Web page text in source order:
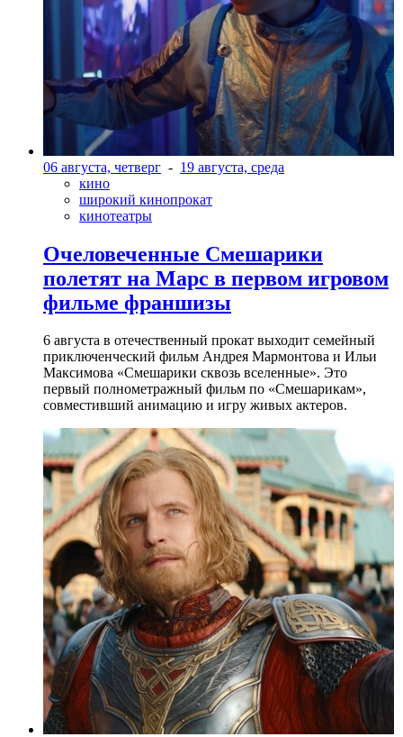
06 августа, четверг - 19 августа, среда
кино
широкий кинопрокат
кинотеатры
Очеловеченные Смешарики
полетят на Марс в первом игровом
фильме франшизы
6 августа в отечественный прокат выходит семейный
приключенческий фильм Андрея Мармонтова и Ильи
Максимова «Смешарики сквозь вселенные». Это
первый полнометражный фильм по «Смешарикам»,
совместивший анимацию и игру живых актеров.